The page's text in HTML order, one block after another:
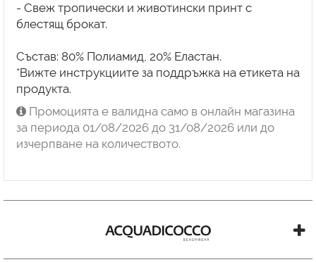
- Свеж тропически и животински принт с
блестящ брокат.
Състав: 80% Полиамид, 20% Еластан.
*Вижте инструкциите за поддръжка на етикета на
продукта.
Промоцията е валидна само в онлайн магазина
за периода 01/08/2026 до 31/08/2026 или до
изчерпване на количеството.